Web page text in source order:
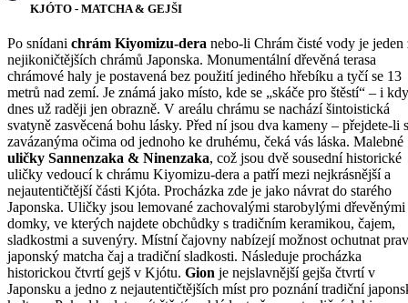
KJÓTO - MATCHA & GEJŠI
Po snídani chrám Kiyomizu-dera nebo-li Chrám čisté vody je jeden
nejikoničtějších chrámů Japonska. Monumentální dřevěná terasa
chrámové haly je postavená bez použití jediného hřebíku a tyčí se 13
metrů nad zemí. Je známá jako místo, kde se „skáče pro štěstí“ – i
dnes už raději jen obrazně. V areálu chrámu se nachází šintoistická
svatyně zasvěcená bohu lásky. Před ní jsou dva kameny – přejdete-li
zavázanýma očima od jednoho ke druhému, čeká vás láska. Malebné
uličky Sannenzaka & Ninenzaka, což jsou dvě sousední historické
uličky vedoucí k chrámu Kiyomizu-dera a patří mezi nejkrásnější a
nejautentičtější části Kjóta. Procházka zde je jako návrat do starého
Japonska. Uličky jsou lemované zachovalými starobylými dřevěnými
domky, ve kterých najdete obchůdky s tradičním keramikou, čajem,
sladkostmi a suvenýry. Místní čajovny nabízejí možnost ochutnat
japonský matcha čaj a tradiční sladkosti. Následuje procházka
historickou čtvrtí gejš v Kjótu. Gion je nejslavnější gejša čtvrtí v
Japonsku a jedno z nejautentičtějších míst pro poznání tradiční